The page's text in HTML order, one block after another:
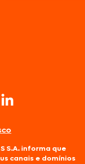
S.A. informa que
canais e domínios